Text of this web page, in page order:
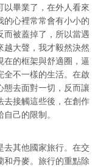
畢業了，在外人看來
心裡常常會有小小的
而被蓋掉了，所以當遇
大聲，我才毅然決然
在的框架與舒適圈，逼
全不一樣的生活。在啟
去面對一切，反而讓
去接觸這些後，在創作
己的限制。
去其他國家旅行。在交
丹麥。旅行的重點除